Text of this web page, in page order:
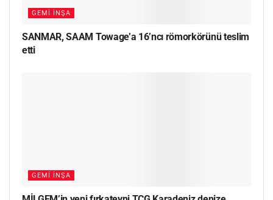
GEMI İNŞA
SANMAR, SAAM Towage’a 16’ncı römorkörünü teslim
etti
GEMI İNŞA